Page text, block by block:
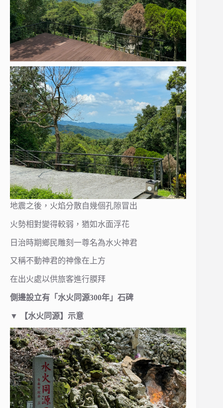
地震之後，火焰分散自幾個孔隙冒出
火勢相對變得較弱，猶如水面浮花
日治時期鄉民雕刻一尊名為水火神君
又稱不動神君的神像在上方
在出火處以供旅客進行膜拜
側邊設立有「水火同源300年」石碑
▼ 【水火同源】示意